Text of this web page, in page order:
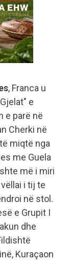
, Franca u
e
e parë në
Cherki në
miqtë nga
me Guela
më i miri
i tij te
në stol.
e Grupit I
dhe
Kuraçaon